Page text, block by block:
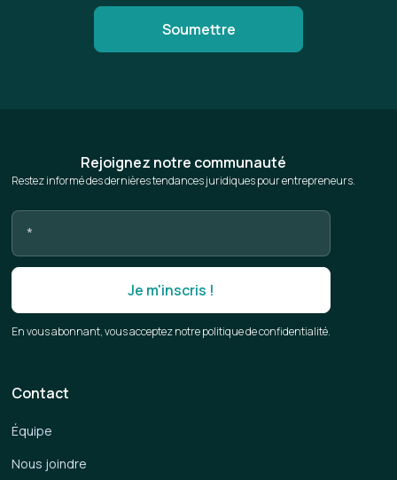
Rejoignez notre communauté
Restez informé des dernières tendances juridiques pour entrepreneurs.
En vous abonnant, vous acceptez notre politique de confidentialité.
Contact
Équipe
Nous joindre